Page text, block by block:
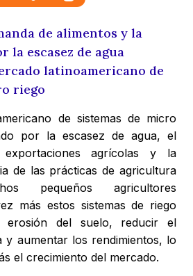
de alimentos y la
la escasez de agua
latinoamericano de
riego
de sistemas de micro
por la escasez de agua, el
agrícolas y la
de las prácticas de agricultura
pequeños agricultores
más estos sistemas de riego
del suelo, reducir el
y aumentar los rendimientos, lo
el crecimiento del mercado.